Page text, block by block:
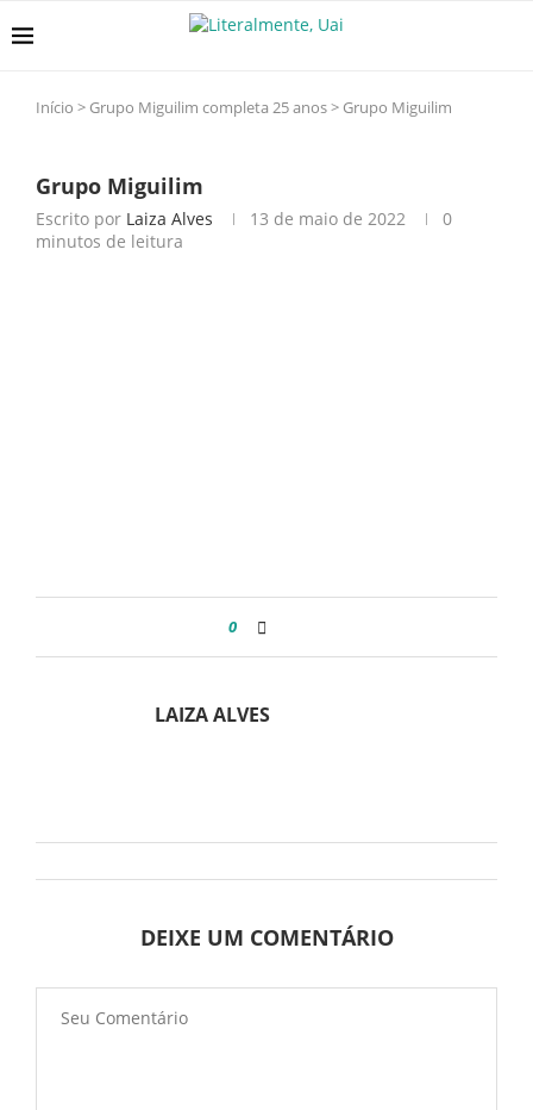
Início > Grupo Miguilim completa 25 anos> Grupo Miguilim
Grupo Miguilim
Escrito por Laiza Alves 13 de maio de 2022
0
minutos de leitura
0
LAIZA ALVES
DEIXE UM COMENTÁRIO